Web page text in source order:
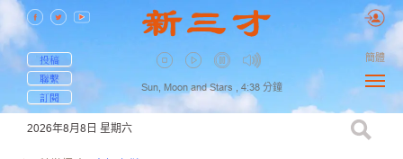
投稿
聯繫
訂閱
Sun, Moon and Stars , 4:38 分鐘
簡體
2026年8月8日 星期六